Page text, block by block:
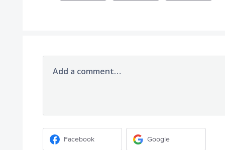
Add a comment…
Facebook Google